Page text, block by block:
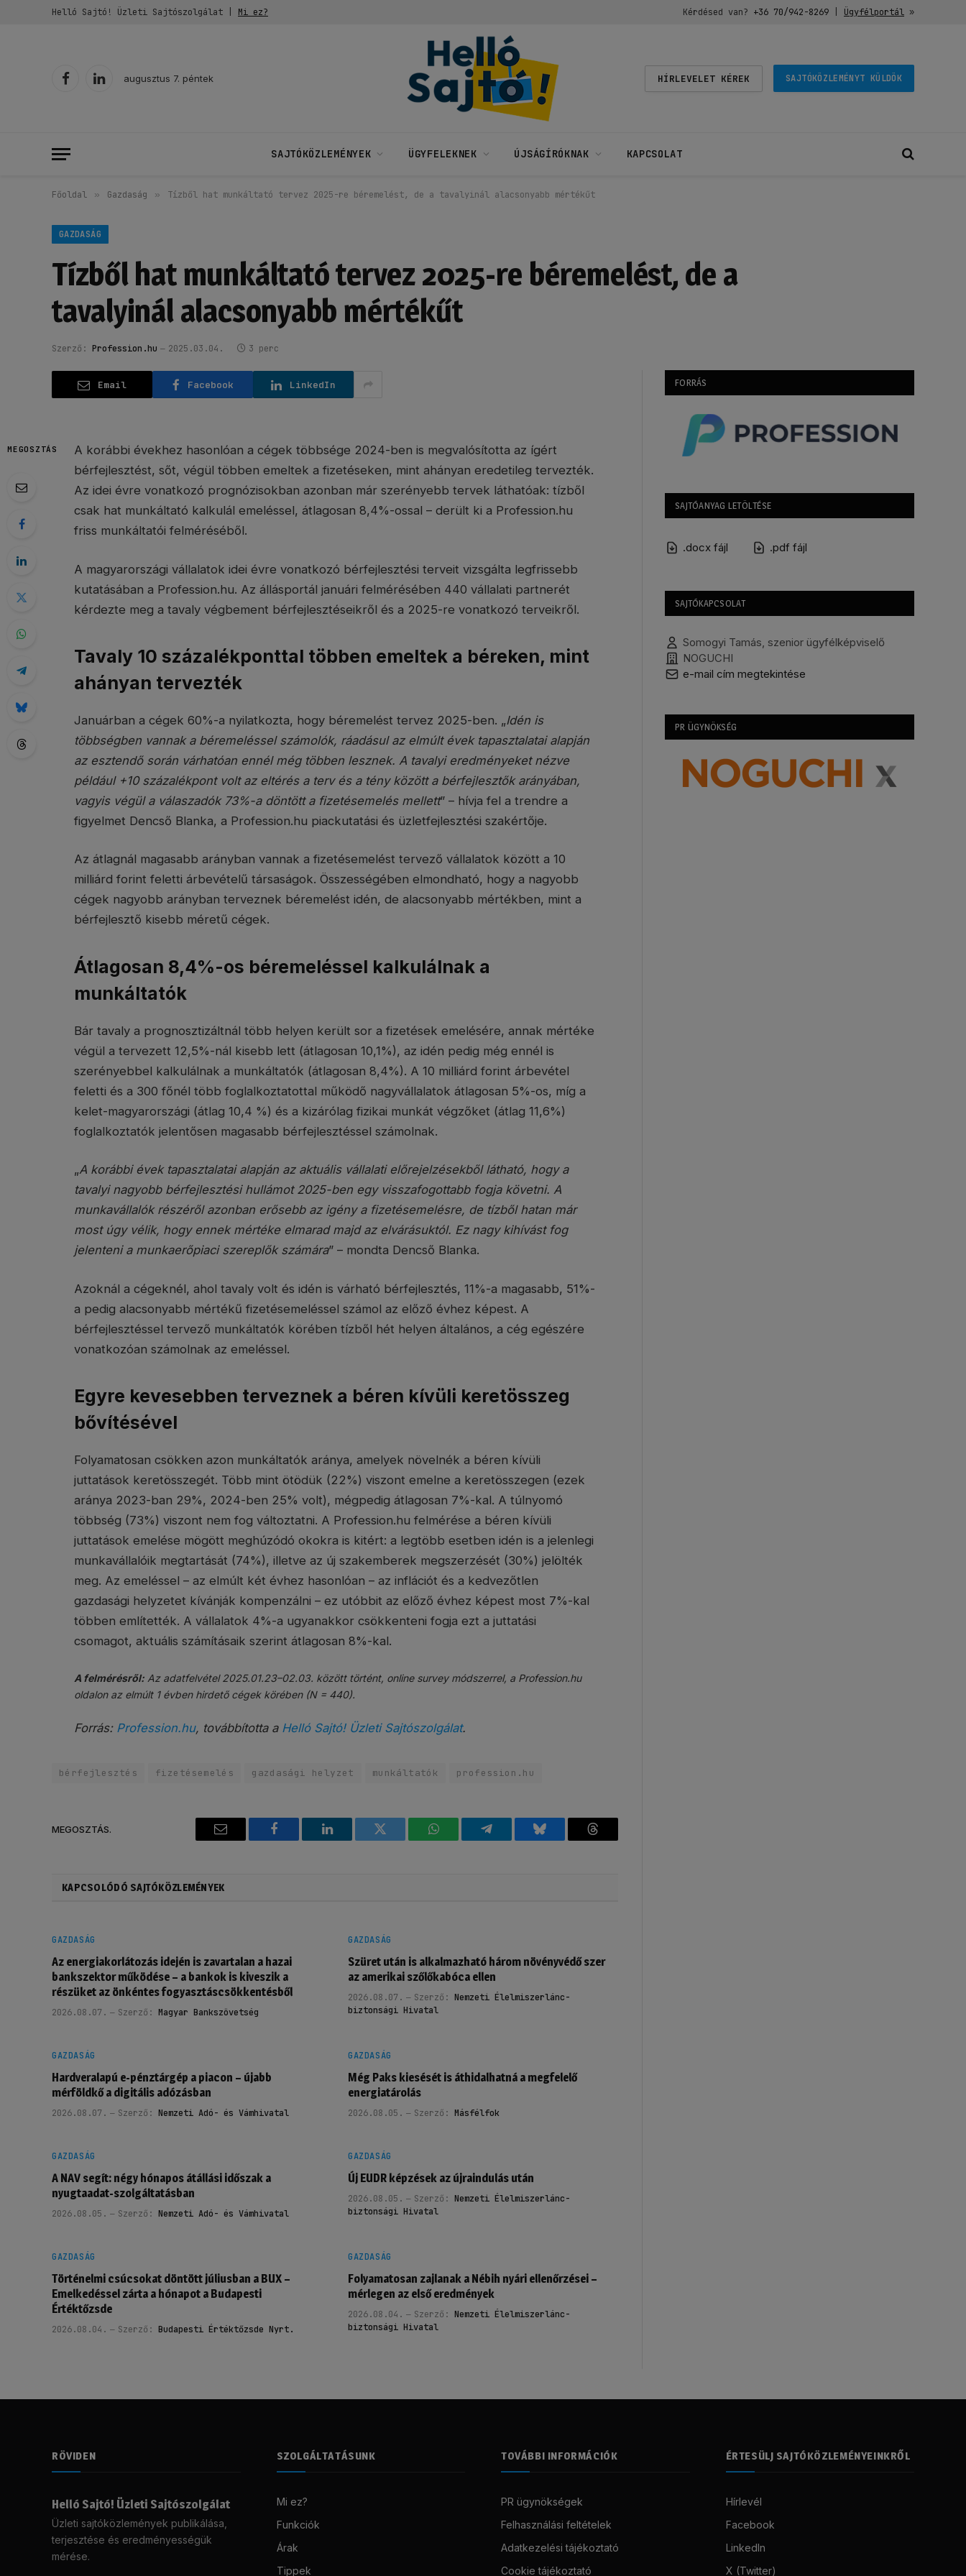
Helló Sajtó! Üzleti Sajtószolgálat | Mi ez? Kérdésed van? +36 70/942-8269| Ügyfélportál»
FacebookLinkedIn
augusztus 7. péntek HÍRLEVELET KÉREK SAJTÓKÖZLEMÉNYT KÜLDÖK
SAJTÓKÖZLEMÉNYEK ÜGYFELEKNEK ÚJSÁGÍRÓKNAK KAPCSOLAT
Főoldal » Gazdaság » Tízből hat munkáltató tervez 2025-re béremelést, de a tavalyinál alacsonyabb mértékűt
GAZDASÁG
Tízből hat munkáltató tervez 2025-re béremelést, de a
tavalyinál alacsonyabb mértékűt
Szerző: Profession.hu 2025.03.04. 3 perc
Email Facebook LinkedIn
MEGOSZTÁS
A korábbi évekhez hasonlóan a cégek többsége 2024-ben is megvalósította az ígért
bérfejlesztést, sőt, végül többen emeltek a fizetéseken, mint ahányan eredetileg tervezték.
Az idei évre vonatkozó prognózisokban azonban már szerényebb tervek láthatóak: tízből
csak hat munkáltató kalkulál emeléssel, átlagosan 8,4%-ossal – derült ki a Profession.hu
friss munkáltatói felméréséből.
A magyarországi vállalatok idei évre vonatkozó bérfejlesztési terveit vizsgálta legfrissebb
kutatásában a Profession.hu. Az állásportál januári felmérésében 440 vállalati partnerét
kérdezte meg a tavaly végbement bérfejlesztéseikről és a 2025-re vonatkozó terveikről.
Tavaly 10 százalékponttal többen emeltek a béreken, mint
ahányan tervezték
Januárban a cégek 60%-a nyilatkozta, hogy béremelést tervez 2025-ben. „Idén is
többségben vannak a béremeléssel számolók, ráadásul az elmúlt évek tapasztalatai alapján
az esztendő során várhatóan ennél még többen lesznek. A tavalyi eredményeket nézve
például +10 százalékpont volt az eltérés a terv és a tény között a bérfejlesztők arányában,
vagyis végül a válaszadók 73%-a döntött a fizetésemelés mellett” – hívja fel a trendre a
figyelmet Dencső Blanka, a Profession.hu piackutatási és üzletfejlesztési szakértője.
Az átlagnál magasabb arányban vannak a fizetésemelést tervező vállalatok között a 10
milliárd forint feletti árbevételű társaságok. Összességében elmondható, hogy a nagyobb
cégek nagyobb arányban terveznek béremelést idén, de alacsonyabb mértékben, mint a
bérfejlesztő kisebb méretű cégek.
Átlagosan 8,4%-os béremeléssel kalkulálnak a
munkáltatók
Bár tavaly a prognosztizáltnál több helyen került sor a fizetések emelésére, annak mértéke
végül a tervezett 12,5%-nál kisebb lett (átlagosan 10,1%), az idén pedig még ennél is
szerényebbel kalkulálnak a munkáltatók (átlagosan 8,4%). A 10 milliárd forint árbevétel
feletti és a 300 főnél több foglalkoztatottal működő nagyvállalatok átlagosan 5%-os, míg a
kelet-magyarországi (átlag 10,4 %) és a kizárólag fizikai munkát végzőket (átlag 11,6%)
foglalkoztatók jelentősen magasabb bérfejlesztéssel számolnak.
„A korábbi évek tapasztalatai alapján az aktuális vállalati előrejelzésekből látható, hogy a
tavalyi nagyobb bérfejlesztési hullámot 2025-ben egy visszafogottabb fogja követni. A
munkavállalók részéről azonban erősebb az igény a fizetésemelésre, de tízből hatan már
most úgy vélik, hogy ennek mértéke elmarad majd az elvárásuktól. Ez nagy kihívást fog
jelenteni a munkaerőpiaci szereplők számára” – mondta Dencső Blanka.
Azoknál a cégeknél, ahol tavaly volt és idén is várható bérfejlesztés, 11%-a magasabb, 51%-
a pedig alacsonyabb mértékű fizetésemeléssel számol az előző évhez képest. A
bérfejlesztéssel tervező munkáltatók körében tízből hét helyen általános, a cég egészére
vonatkozóan számolnak az emeléssel.
Egyre kevesebben terveznek a béren kívüli keretösszeg
bővítésével
Folyamatosan csökken azon munkáltatók aránya, amelyek növelnék a béren kívüli
juttatások keretösszegét. Több mint ötödük (22%) viszont emelne a keretösszegen (ezek
aránya 2023-ban 29%, 2024-ben 25% volt), mégpedig átlagosan 7%-kal. A túlnyomó
többség (73%) viszont nem fog változtatni. A Profession.hu felmérése a béren kívüli
juttatások emelése mögött meghúzódó okokra is kitért: a legtöbb esetben idén is a jelenlegi
munkavállalóik megtartását (74%), illetve az új szakemberek megszerzését (30%) jelölték
meg. Az emeléssel – az elmúlt két évhez hasonlóan – az inflációt és a kedvezőtlen
gazdasági helyzetet kívánják kompenzálni – ez utóbbit az előző évhez képest most 7%-kal
többen említették. A vállalatok 4%-a ugyanakkor csökkenteni fogja ezt a juttatási
csomagot, aktuális számításaik szerint átlagosan 8%-kal.
A felmérésről: Az adatfelvétel 2025.01.23–02.03. között történt, online survey módszerrel, a Profession.hu
oldalon az elmúlt 1 évben hirdető cégek körében (N = 440).
Forrás: Profession.hu, továbbította a Helló Sajtó! Üzleti Sajtószolgálat.
bérfejlesztés fizetésemelés gazdasági helyzet munkáltatók profession.hu
MEGOSZTÁS.
Email Facebook LinkedIn Twitter WhatsAppTelegram Bluesky Threads
KAPCSOLÓDÓ SAJTÓKÖZLEMÉNYEK
GAZDASÁG
Az energiakorlátozás idején is zavartalan a hazai
bankszektor működése – a bankok is kiveszik a
részüket az önkéntes fogyasztáscsökkentésből
2026.08.07. Szerző: Magyar Bankszövetség
GAZDASÁG
Szüret után is alkalmazható három növényvédő szer
az amerikai szőlőkabóca ellen
2026.08.07. Szerző: Nemzeti Élelmiszerlánc-
biztonsági Hivatal
GAZDASÁG
Hardveralapú e-pénztárgép a piacon – újabb
mérföldkő a digitális adózásban
2026.08.07. Szerző: Nemzeti Adó- és Vámhivatal
GAZDASÁG
Még Paks kiesését is áthidalhatná a megfelelő
energiatárolás
2026.08.05. Szerző: Másfélfok
GAZDASÁG
A NAV segít: négy hónapos átállási időszak a
nyugtaadat-szolgáltatásban
2026.08.05. Szerző: Nemzeti Adó- és Vámhivatal
GAZDASÁG
Új EUDR képzések az újraindulás után
2026.08.05. Szerző: Nemzeti Élelmiszerlánc-
biztonsági Hivatal
GAZDASÁG
Történelmi csúcsokat döntött júliusban a BUX –
Emelkedéssel zárta a hónapot a Budapesti
Értéktőzsde
2026.08.04. Szerző: Budapesti Értéktőzsde Nyrt.
GAZDASÁG
Folyamatosan zajlanak a Nébih nyári ellenőrzései –
mérlegen az első eredmények
2026.08.04. Szerző: Nemzeti Élelmiszerlánc-
biztonsági Hivatal
FORRÁS
SAJTÓANYAG LETÖLTÉSE
.docx fájl .pdf fájl
SAJTÓKAPCSOLAT
Somogyi Tamás, szenior ügyfélképviselő
NOGUCHI
e-mail cím megtekintése
PR ÜGYNÖKSÉG
RÖVIDEN
Helló Sajtó! Üzleti Sajtószolgálat
Üzleti sajtóközlemények publikálása,
terjesztése és eredményességük
mérése.
SZOLGÁLTATÁSUNK
Mi ez?
Funkciók
Árak
Tippek
TOVÁBBI INFORMÁCIÓK
PR ügynökségek
Felhasználási feltételek
Adatkezelési tájékoztató
Cookie tájékoztató
ÉRTESÜLJ SAJTÓKÖZLEMÉNYEINKRŐL
Hírlevél
Facebook
LinkedIn
X (Twitter)